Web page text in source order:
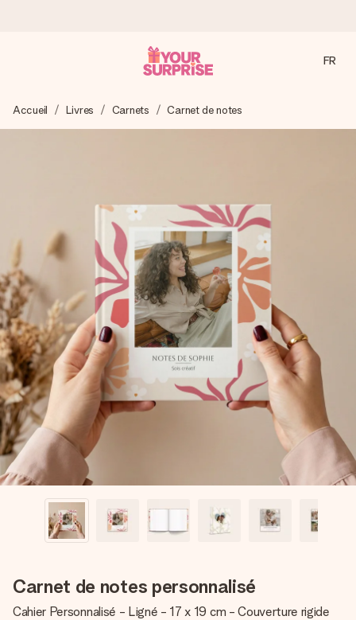
Nous préparons votre cadeau avec attention et l’envoyons
en un éclair – pour que vous puissiez l’offrir au bon moment,
4,7 (sur la base de +15 000 avis)
Nos cadeaux sont appréciés. Les clients nous attribuent
une note de 4,7 sur Google Reviews (total de tous les
pays où nous sommes présents).
Carte de vœux gratuite
Créez quelque chose d’unique en quelques étapes – avec
son prénom, votre photo ou un message qui touche le cœur.
Sans complications, juste tout l’amour pour le moment idéal.
FR
Accueil Livres Carnets Carnet de notes
Carnet de notes personnalisé
Cahier Personnalisé - Ligné - 17 x 19 cm - Couverture rigide